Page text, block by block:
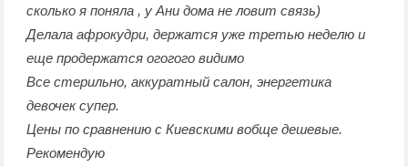
сколько я поняла , у Ани дома не ловит связь)
Делала афрокудри, держатся уже третью неделю и
еще продержатся огогого видимо
Все стерильно, аккуратный салон, энергетика
девочек супер.
Цены по сравнению с Киевскими вобще дешевые.
Рекомендую